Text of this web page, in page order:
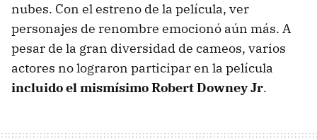
nubes. Con el estreno de la película, ver
personajes de renombre emocionó aún más. A
pesar de la gran diversidad de cameos, varios
actores no lograron participar en la película
incluido el mismísimo Robert Downey Jr.